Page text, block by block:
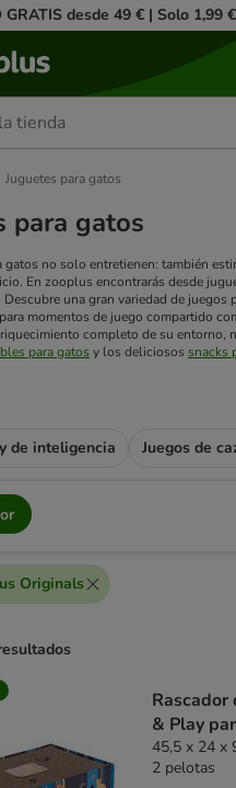
GRATIS desde 49 € | Solo 1,99
Juguetes para gatos
para gatos
gatos no solo entretienen: también
En zooplus encontrarás desde
una gran variedad de juegos
momentos de juego compartido
completo de su entorno,
para gatos y los deliciosos snacks
de inteligencia Juegos de
Originals
been changed
Rascador
& Play
45,5 x 24 x
2 pelotas